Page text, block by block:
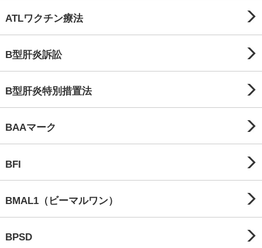
ATLワクチン療法
B型肝炎訴訟
B型肝炎特別措置法
BAAマーク
BFI
BMAL1（ビーマルワン）
BPSD